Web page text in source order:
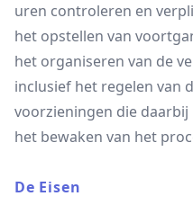
uren controleren en
het opstellen van
het organiseren van de
inclusief het regelen van
voorzieningen die daarbij
het bewaken van het
De Eisen